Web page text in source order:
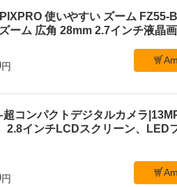
使いやすい ズーム FZ55-
ーム 広角 28mm 2.7インチ液晶
円
コンパクトデジタルカメラ
2.8インチLCDスクリーン、LED
円